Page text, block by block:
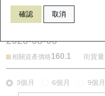
確認 取消
2026-08-06
相關資產價格160.1 街貨量
3個月 6個月 9個月
認股證到期結算價查詢
認股證分析儀
正股牛熊證列表
新發行瑞銀牛熊證
資金流
街貨統計
國指成份股
科指成份股
認股證投資者教育
牛熊證投資者教育